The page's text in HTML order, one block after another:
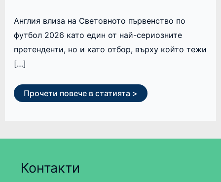
Англия влиза на Световното първенство по
футбол 2026 като един от най-сериозните
претенденти, но и като отбор, върху който тежи
[…]
Прочети повече в статията >
Контакти